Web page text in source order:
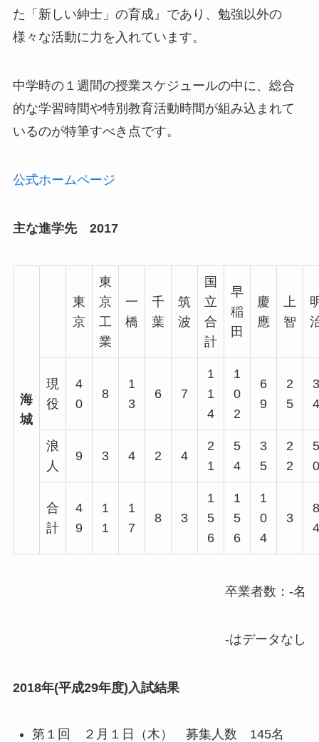
た「新しい紳士」の育成』であり、勉強以外の
様々な活動に力を入れています。
中学時の１週間の授業スケジュールの中に、総合
的な学習時間や特別教育活動時間が組み込まれて
いるのが特筆すべき点です。
公式ホームページ
主な進学先 2017
海
城
東
京
東
京
工
業
一
橋
千
葉
筑
波
国
立
合
計
早
稲
田
慶
應
上
智
現
役
4
0
8
1
3
6 7
1
1
4
1
0
2
6
9
2
5
3
4
浪
人
9 3 4 2 4
2
1
5
4
3
5
2
2
5
0
合
計
4
9
1
1
1
7
8 3
1
5
6
1
5
6
1
0
4
3
8
4
卒業者数：-名
-はデータなし
2018年(平成29年度)入試結果
第１回 ２月１日（木） 募集人数 145名